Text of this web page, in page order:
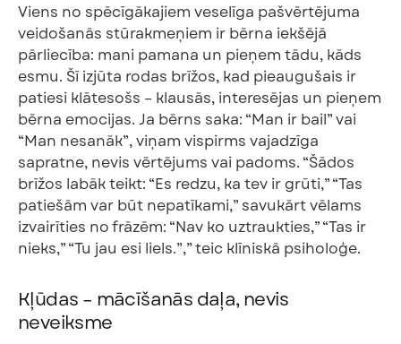
Viens no spēcīgākajiem veselīga pašvērtējuma
veidošanās stūrakmeņiem ir bērna iekšējā
pārliecība: mani pamana un pieņem tādu, kāds
esmu. Šī izjūta rodas brīžos, kad pieaugušais ir
patiesi klātesošs – klausās, interesējas un pieņem
bērna emocijas. Ja bērns saka: “Man ir bail” vai
“Man nesanāk”, viņam vispirms vajadzīga
sapratne, nevis vērtējums vai padoms. “Šādos
brīžos labāk teikt: “Es redzu, ka tev ir grūti,” “Tas
patiešām var būt nepatīkami,” savukārt vēlams
izvairīties no frāzēm: “Nav ko uztraukties,” “Tas ir
nieks,” “Tu jau esi liels.”,” teic klīniskā psiholoģe.
Kļūdas – mācīšanās daļa, nevis
neveiksme